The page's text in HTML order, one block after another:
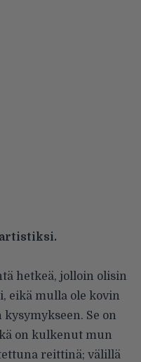
hetkeä, jolloin olisin
eikä mulla ole kovin
Se on
on kulkenut mun
reittinä; välillä